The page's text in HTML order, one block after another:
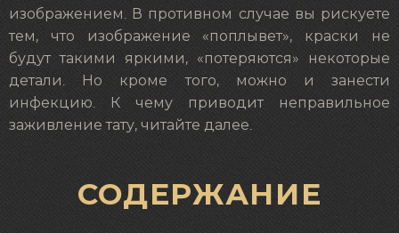
изображением. В противном случае вы рискуете
тем, что изображение «поплывет», краски не
будут такими яркими, «потеряются» некоторые
детали. Но кроме того, можно и занести
инфекцию. К чему приводит неправильное
заживление тату, читайте далее.
СОДЕРЖАНИЕ